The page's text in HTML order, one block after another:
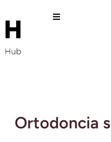
Ortodoncia